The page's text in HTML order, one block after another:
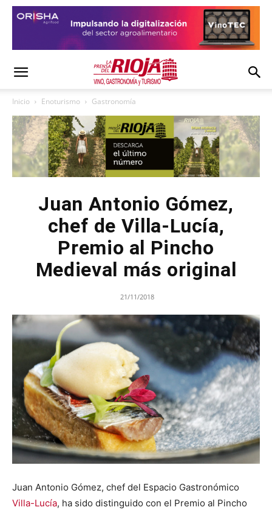
Inicio Enoturismo Gastronomía
Juan Antonio Gómez,
chef de Villa-Lucía,
Premio al Pincho
Medieval más original
21/11/2018
Juan Antonio Gómez, chef del Espacio Gastronómico
Villa-Lucía, ha sido distinguido con el Premio al Pincho